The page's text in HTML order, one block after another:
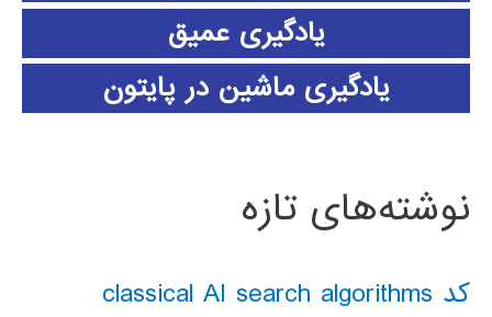
یادگیری عمیق
یادگیری ماشین در پایتون
نوشته‌های تازه
کد classical AI search algorithms